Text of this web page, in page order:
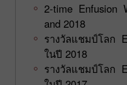
2-time Enfusion
and 2018
รางวัลแชมป์โลก
ในปี 2018
รางวัลแชมป์โลก